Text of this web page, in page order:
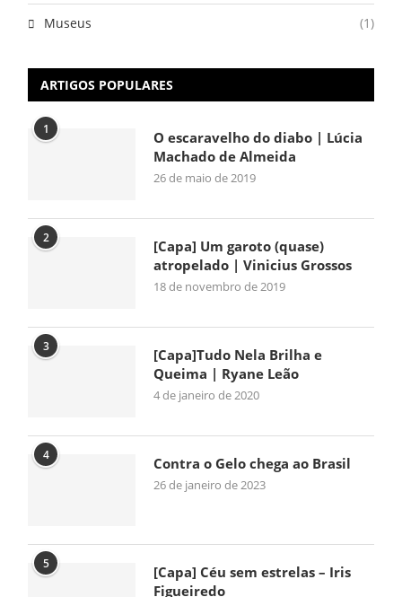
Museus (1)
ARTIGOS POPULARES
1
O escaravelho do diabo | Lúcia
Machado de Almeida
26 de maio de 2019
2
[Capa] Um garoto (quase)
atropelado | Vinicius Grossos
18 de novembro de 2019
3
[Capa]Tudo Nela Brilha e
Queima | Ryane Leão
4 de janeiro de 2020
4 Contra o Gelo chega ao Brasil
26 de janeiro de 2023
5
[Capa] Céu sem estrelas – Iris
Figueiredo